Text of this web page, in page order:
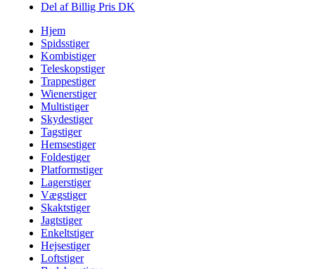
Del af Billig Pris DK
Hjem
Spidsstiger
Kombistiger
Teleskopstiger
Trappestiger
Wienerstiger
Multistiger
Skydestiger
Tagstiger
Hemsestiger
Foldestiger
Platformstiger
Lagerstiger
Vægstiger
Skaktstiger
Jagtstiger
Enkeltstiger
Hejsestiger
Loftstiger